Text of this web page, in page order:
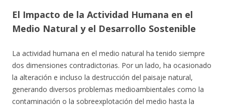
El Impacto de la Actividad Humana en el
Medio Natural y el Desarrollo Sostenible
La actividad humana en el medio natural ha tenido siempre
dos dimensiones contradictorias. Por un lado, ha ocasionado
la alteración e incluso la destrucción del paisaje natural,
generando diversos problemas medioambientales como la
contaminación o la sobreexplotación del medio hasta la